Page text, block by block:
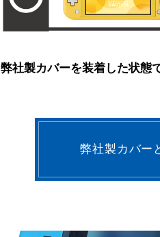
弊社製カバーを装着した状態
弊社製カバー